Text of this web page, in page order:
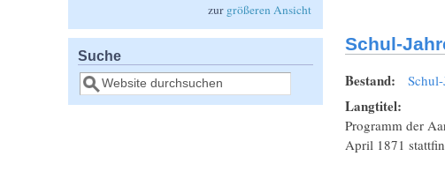
Schul-
Bestand:
Langtitel:
Programm der
April 1871
zur größeren Ansicht
Suche
Suche